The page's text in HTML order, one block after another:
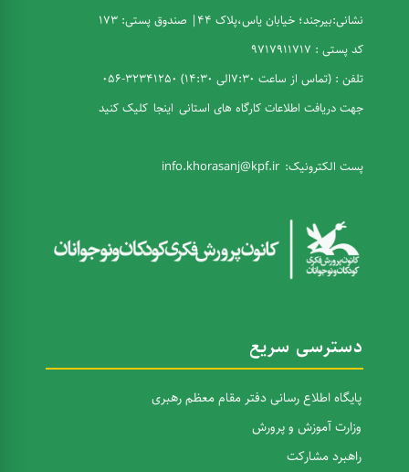
نشانی:بیرجند؛ خیابان یاس،پلاک 44| صندوق پستی: 173
کد پستی : 9717911717
تلفن : (تماس از ساعت 7:30الی 14:30) 32341250-056
جهت دریافت اطلاعات کارگاه های استانی اینجا کلیک کنید
پست الکترونیک: info.khorasanj@kpf.ir
دسترسی سریع
پایگاه اطلاع رسانی دفتر مقام معظم رهبری
وزارت آموزش و پرورش
راهبرد مشارکت